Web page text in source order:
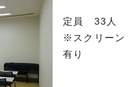
定員 33人
※スクリーン
有り